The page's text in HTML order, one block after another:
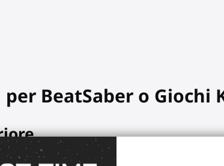
BeatSaber o Giochi
dei supporti fissati, con il cinturino da